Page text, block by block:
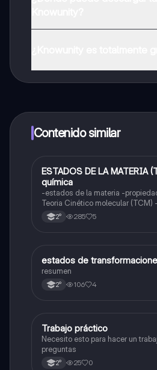
a determinadas funciones.
Contenido similar
Física
ESTADOS DE LA MATERIA
química
-estados de la materia -
Teoria Cinético molecular (TCM)
estados (regresivos y progresivos)
2° 285 5
Química
estados de
resumen
2° 106 4
Física
Trabajo práctico
Necesito esto para hacer un
preguntas
2° 25 0